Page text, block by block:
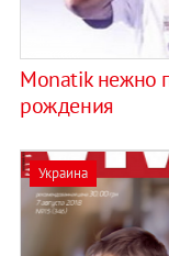
Monatik нежно
рождения
Украина